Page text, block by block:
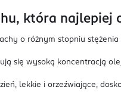
która najlepiej
o różnym stopniu
się wysoką koncentracją
lekkie i orzeźwiające,